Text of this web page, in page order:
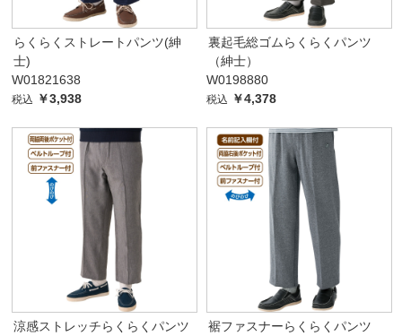
らくらくストレートパンツ(紳
士)
W01821638
税込 ￥3,938
裏起毛総ゴムらくらくパンツ
（紳士）
W0198880
税込 ￥4,378
涼感ストレッチらくらくパンツ
裾ファスナーらくらくパンツ